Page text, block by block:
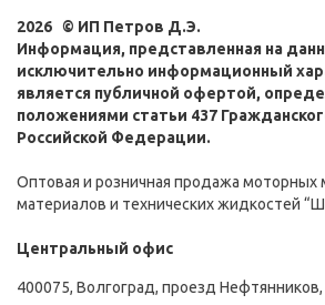
2026 © ИП Петров Д.Э.
Информация, представленная на
исключительно информационный
является публичной офертой,
положениями статьи 437
Российской Федерации.
Оптовая и розничная продажа моторных
материалов и технических жидкостей
Центральный офис
400075, Волгоград, проезд